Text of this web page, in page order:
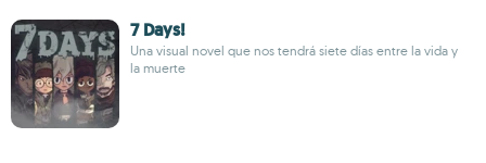
7 Days!
Una visual novel que nos tendrá siete días entre la vida y
la muerte